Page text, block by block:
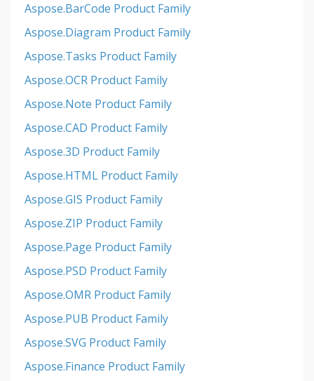
Aspose.BarCode Product Family
Aspose.Diagram Product Family
Aspose.Tasks Product Family
Aspose.OCR Product Family
Aspose.Note Product Family
Aspose.CAD Product Family
Aspose.3D Product Family
Aspose.HTML Product Family
Aspose.GIS Product Family
Aspose.ZIP Product Family
Aspose.Page Product Family
Aspose.PSD Product Family
Aspose.OMR Product Family
Aspose.PUB Product Family
Aspose.SVG Product Family
Aspose.Finance Product Family